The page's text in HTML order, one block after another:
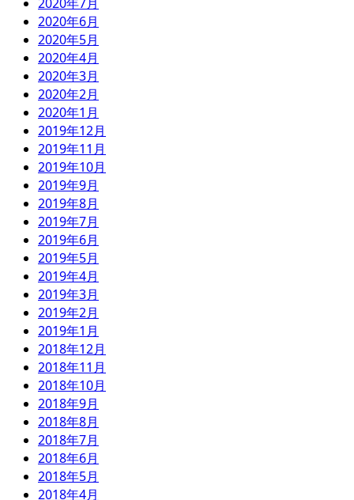
2020年6月
2020年5月
2020年4月
2020年3月
2020年2月
2020年1月
2019年12月
2019年11月
2019年10月
2019年9月
2019年8月
2019年7月
2019年6月
2019年5月
2019年4月
2019年3月
2019年2月
2019年1月
2018年12月
2018年11月
2018年10月
2018年9月
2018年8月
2018年7月
2018年6月
2018年5月
2018年4月